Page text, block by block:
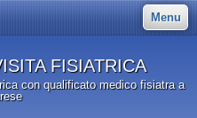
Menu
FISIATRICA
con qualificato medico fisiatra a